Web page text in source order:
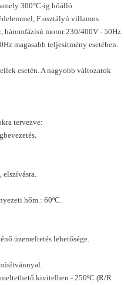
300°C-ig hőálló.
F osztályú villamos
háromfázisú motor 230/400V - 50Hz
magasabb teljesítmény esetében.
esetén. A nagyobb változatok
tervezve:
hőm.: 60ºC.
üzemeltetés lehetősége.
kivitelben - 250ºC (R/R